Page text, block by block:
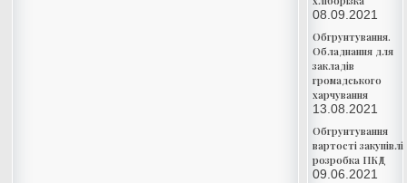
08.09.2021
Обгрунтування.
Обладнання для
закладів
громадського
харчування
13.08.2021
Обгрунтування
вартості закупівлі
розробка ПКД
09.06.2021